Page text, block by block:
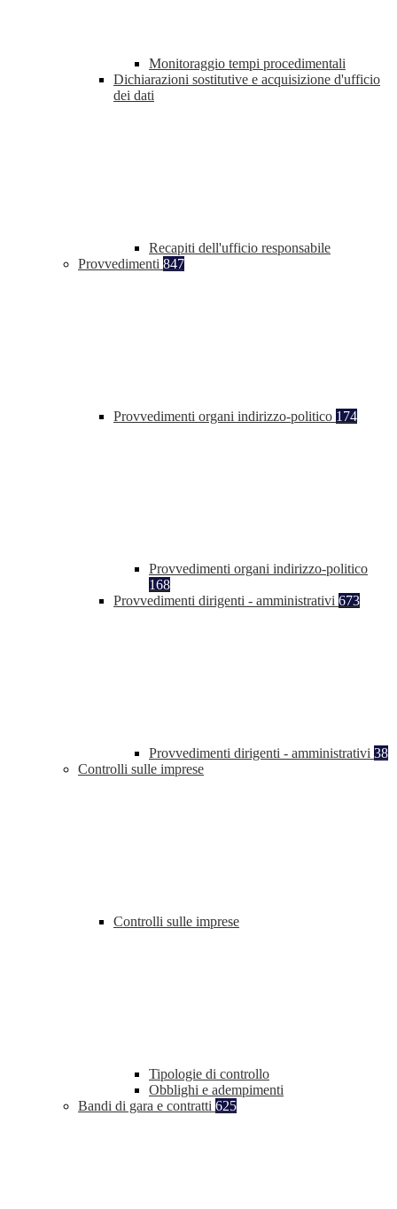
Monitoraggio tempi procedimentali
Dichiarazioni sostitutive e acquisizione d'ufficio
dei dati
Recapiti dell'ufficio responsabile
Provvedimenti 847
Provvedimenti organi indirizzo-politico 174
Provvedimenti organi indirizzo-politico
168
Provvedimenti dirigenti - amministrativi 673
Provvedimenti dirigenti - amministrativi 38
Controlli sulle imprese
Controlli sulle imprese
Tipologie di controllo
Obblighi e adempimenti
Bandi di gara e contratti 625